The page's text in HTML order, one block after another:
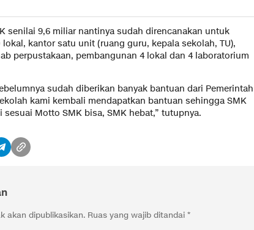
senilai 9,6 miliar nantinya sudah direncanakan untuk
kantor satu unit (ruang guru, kepala sekolah, TU),
perpustakaan, pembangunan 4 lokal dan 4 laboratorium
sudah diberikan banyak bantuan dari Pemerintah
kami kembali mendapatkan bantuan sehingga SMK
Motto SMK bisa, SMK hebat,” tutupnya.
akan dipublikasikan. Ruas yang wajib ditandai *